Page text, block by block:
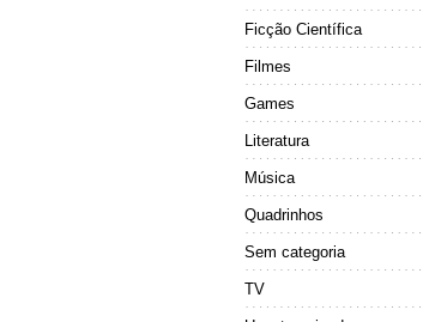
Ficção Científica
Filmes
Games
Literatura
Música
Quadrinhos
Sem categoria
TV